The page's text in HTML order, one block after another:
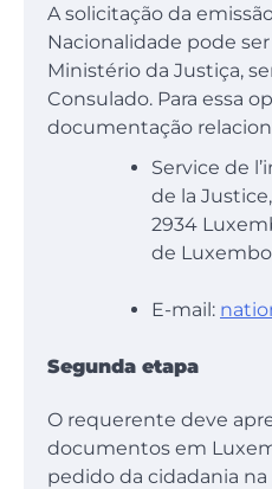
A solicitação da
Nacionalidade pode
Ministério da Justiça,
Consulado. Para essa
documentação
Service de
de la Justice,
2934
de
E-mail:
Segunda etapa
O requerente deve
documentos em
pedido da cidadania